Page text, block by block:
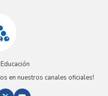
en nuestros canales oficiales!